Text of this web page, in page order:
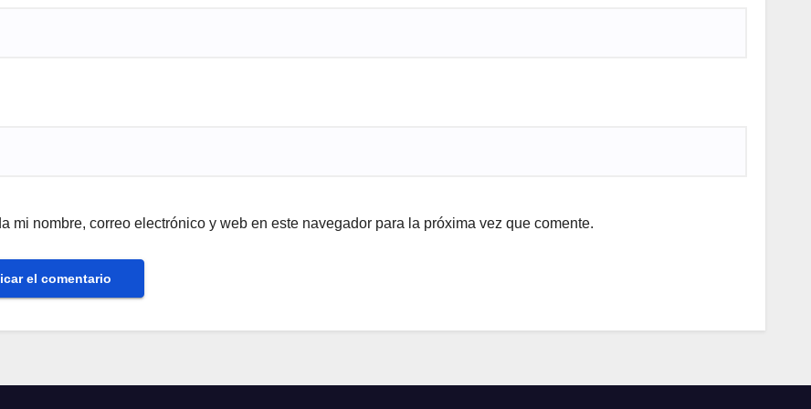
mi nombre, correo electrónico y web en este navegador para la próxima vez que comente.